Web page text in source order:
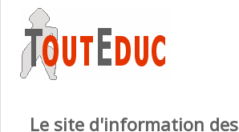
Le site d'information des